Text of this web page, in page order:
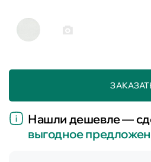
Нашли дешевле —
выгодное